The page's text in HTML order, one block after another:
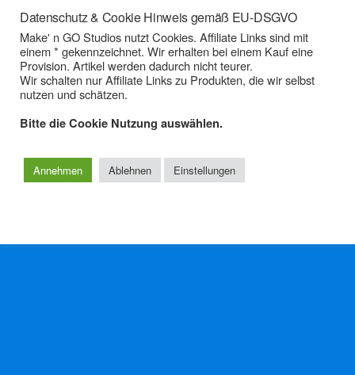
Prev
1 of 6
Next
Zum Seitenanfang
Datenschutz & Cookie Hinweis gemäß EU-DSGVO
Make' n GO Studios nutzt Cookies. Affiliate Links sind mit
einem * gekennzeichnet. Wir erhalten bei einem Kauf eine
Provision. Artikel werden dadurch nicht teurer.
Wir schalten nur Affiliate Links zu Produkten, die wir selbst
nutzen und schätzen.
Bitte die Cookie Nutzung auswählen.
Annehmen Ablehnen Einstellungen